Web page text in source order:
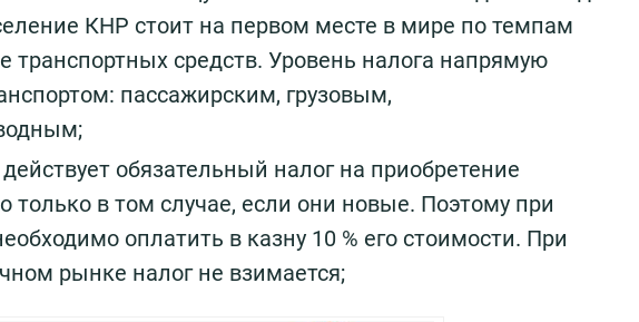
КНР стоит на первом месте в мире по темпам
транспортных средств. Уровень налога напрямую
пассажирским, грузовым,
обязательный налог на приобретение
только в том случае, если они новые. Поэтому при
оплатить в казну 10 % его стоимости. При
рынке налог не взимается;